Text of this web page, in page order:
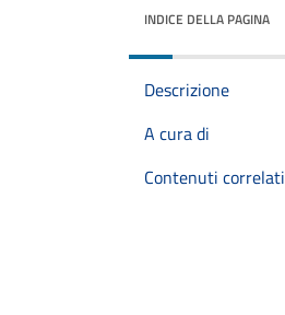
INDICE DELLA PAGINA
Descrizione
A cura di
Contenuti correlati